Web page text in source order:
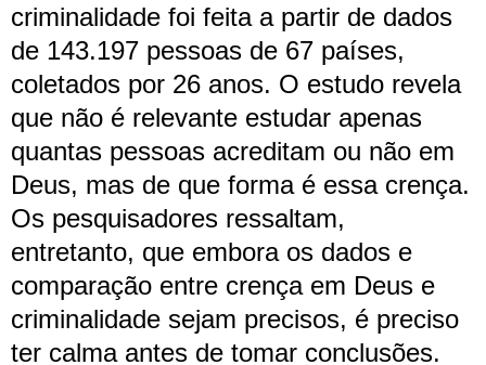
criminalidade foi feita a partir de dados
de 143.197 pessoas de 67 países,
coletados por 26 anos. O estudo revela
que não é relevante estudar apenas
quantas pessoas acreditam ou não em
Deus, mas de que forma é essa crença.
Os pesquisadores ressaltam,
entretanto, que embora os dados e
comparação entre crença em Deus e
criminalidade sejam precisos, é preciso
ter calma antes de tomar conclusões.